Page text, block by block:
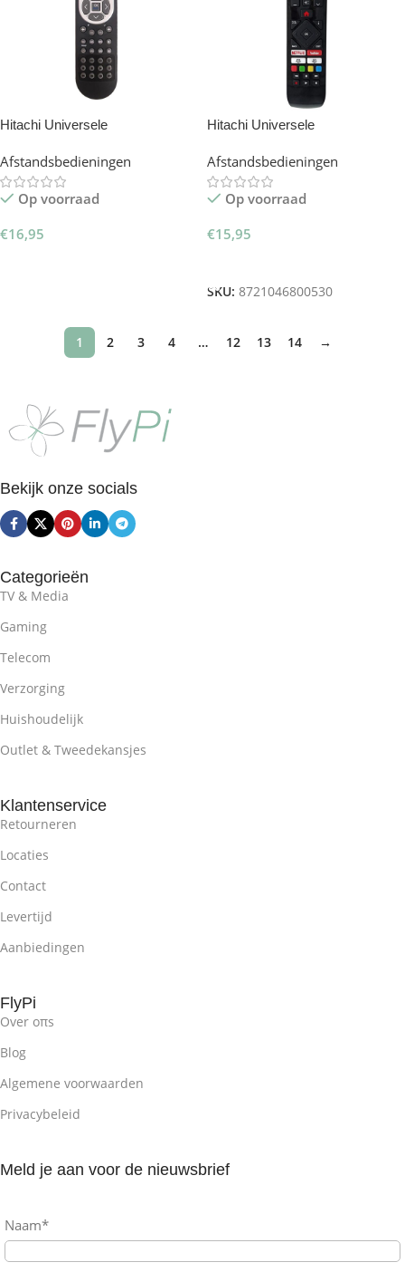
Hitachi Universele
Slimtron Hit-V3
Afstandsbedieningen
Op voorraad
€16,95
Hitachi Universele
Slimtron Hit-V4
Afstandsbedieningen
Op voorraad
€15,95
SKU: 8721046800530
1 2 3 4 … 12 13 14 →
Bekijk onze socials
Categorieën
TV & Media
Gaming
Telecom
Verzorging
Huishoudelijk
Outlet & Tweedekansjes
Klantenservice
Retourneren
Locaties
Contact
Levertijd
Aanbiedingen
FlyPi
Over oπs
Blog
Algemene voorwaarden
Privacybeleid
Meld je aan voor de nieuwsbrief
Naam*